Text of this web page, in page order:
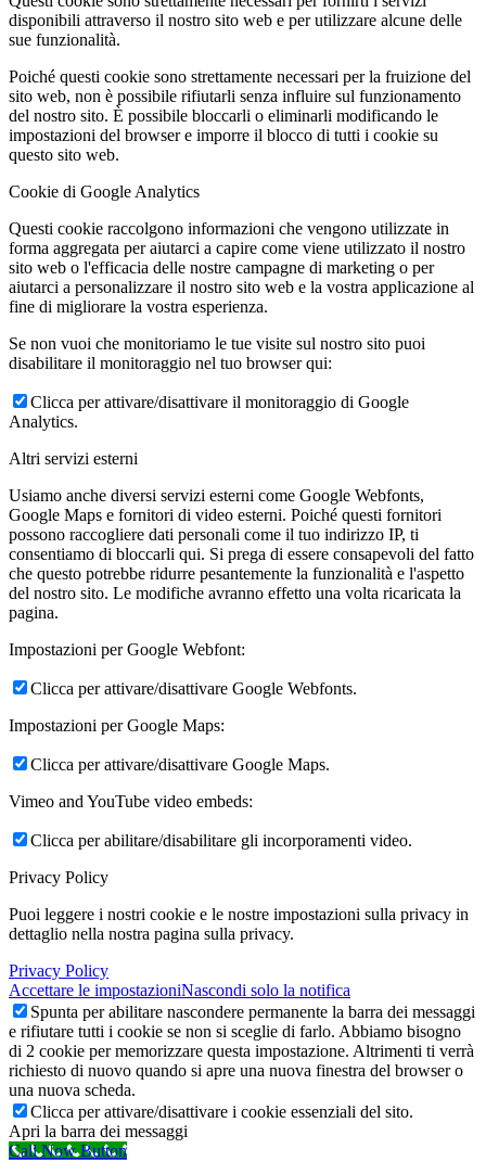
disponibili attraverso il nostro sito web e per utilizzare alcune delle
sue funzionalità.
Poiché questi cookie sono strettamente necessari per la fruizione del
sito web, non è possibile rifiutarli senza influire sul funzionamento
del nostro sito. È possibile bloccarli o eliminarli modificando le
impostazioni del browser e imporre il blocco di tutti i cookie su
questo sito web.
Cookie di Google Analytics
Questi cookie raccolgono informazioni che vengono utilizzate in
forma aggregata per aiutarci a capire come viene utilizzato il nostro
sito web o l'efficacia delle nostre campagne di marketing o per
aiutarci a personalizzare il nostro sito web e la vostra applicazione al
fine di migliorare la vostra esperienza.
Se non vuoi che monitoriamo le tue visite sul nostro sito puoi
disabilitare il monitoraggio nel tuo browser qui:
Clicca per attivare/disattivare il monitoraggio di Google
Analytics.
Altri servizi esterni
Usiamo anche diversi servizi esterni come Google Webfonts,
Google Maps e fornitori di video esterni. Poiché questi fornitori
possono raccogliere dati personali come il tuo indirizzo IP, ti
consentiamo di bloccarli qui. Si prega di essere consapevoli del fatto
che questo potrebbe ridurre pesantemente la funzionalità e l'aspetto
del nostro sito. Le modifiche avranno effetto una volta ricaricata la
pagina.
Impostazioni per Google Webfont:
Clicca per attivare/disattivare Google Webfonts.
Impostazioni per Google Maps:
Clicca per attivare/disattivare Google Maps.
Vimeo and YouTube video embeds:
Clicca per abilitare/disabilitare gli incorporamenti video.
Privacy Policy
Puoi leggere i nostri cookie e le nostre impostazioni sulla privacy in
dettaglio nella nostra pagina sulla privacy.
Privacy Policy
Accettare le impostazioniNascondi solo la notifica
Spunta per abilitare nascondere permanente la barra dei messaggi
e rifiutare tutti i cookie se non si sceglie di farlo. Abbiamo bisogno
di 2 cookie per memorizzare questa impostazione. Altrimenti ti verrà
richiesto di nuovo quando si apre una nuova finestra del browser o
una nuova scheda.
Clicca per attivare/disattivare i cookie essenziali del sito.
Apri la barra dei messaggi
Call Now Button